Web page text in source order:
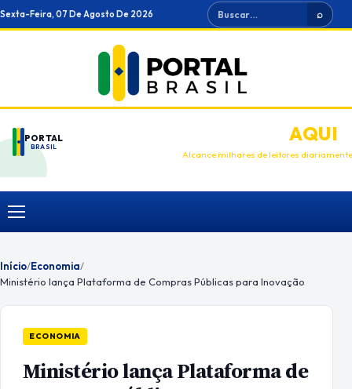
Ir
para
Sexta-Feira, 07 De Agosto De 2026 Buscar ⌕
PORTAL
BRASIL
ANUNCIEAQUI
Alcance milhares de leitores diariamente
Menu
Início/Economia/
Ministério lança Plataforma de Compras Públicas para Inovação
ECONOMIA
Ministério lança Plataforma de